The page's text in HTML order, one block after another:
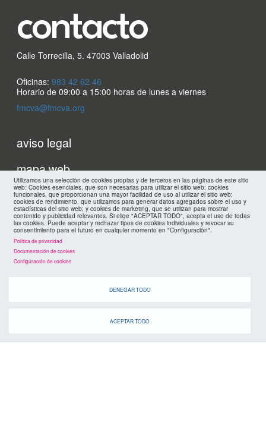
Utilizamos una selección de cookies propias y de terceros en las páginas de este sitio
web: Cookies esenciales, que son necesarias para utilizar el sitio web; cookies
funcionales, que proporcionan una mayor facilidad de uso al utilizar el sitio web;
cookies de rendimiento, que utilizamos para generar datos agregados sobre el uso y
estadísticas del sitio web; y cookies de marketing, que se utilizan para mostrar
contenido y publicidad relevantes. Si elige "ACEPTAR TODO", acepta el uso de todas
las cookies. Puede aceptar y rechazar tipos de cookies individuales y revocar su
consentimiento para el futuro en cualquier momento en "Configuración".
Política de privacidad
Documentación de cookies
Configuración de cookies
DENEGAR TODO
ACEPTAR TODO
contacto
Calle Torrecilla, 5. 47003 Valladolid
Oficinas: 983 42 62 46
Horario de 09:00 a 15:00 horas de lunes a viernes
fmcva@fmcva.org
Menu
footer
FMC
aviso legal
mapa web
políticas de privacidad
cookies